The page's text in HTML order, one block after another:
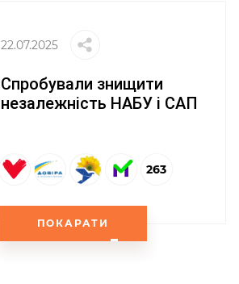
22.07.2025
Спробували знищити
незалежність НАБУ і САП
263
ПОКАРАТИ